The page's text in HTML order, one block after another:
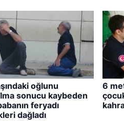
oğlunu
sonucu kaybeden
feryadı
dağladı
6